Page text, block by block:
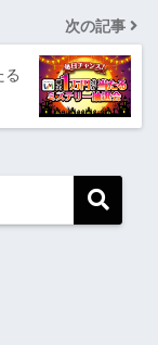
次の記事
る